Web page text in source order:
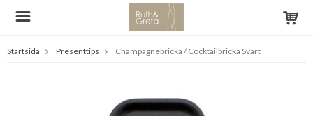
Startsida Presenttips Champagnebricka / Cocktailbricka Svart